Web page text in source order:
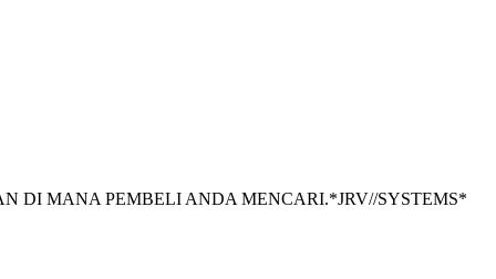
DI MANA PEMBELI ANDA MENCARI.*JRV//SYSTEMS*